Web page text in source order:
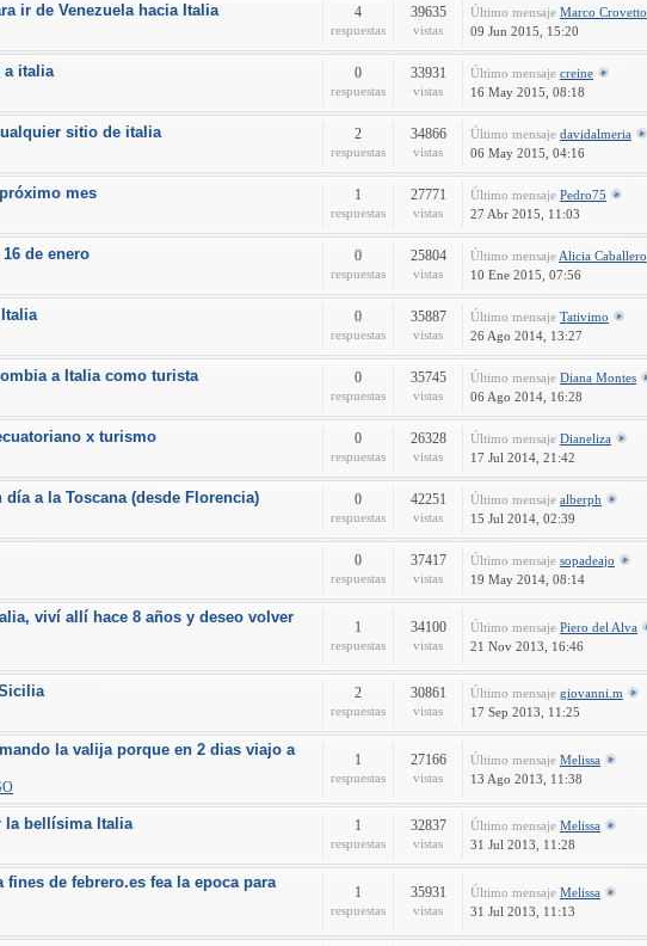
ir de Venezuela hacia Italia 4
respuestas
39635
vistas
Último mensaje Marco Crovetto
09 Jun 2015, 15:20
a italia 0
respuestas
33931
vistas
Último mensaje creine
16 May 2015, 08:18
sitio de italia 2
respuestas
34866
vistas
Último mensaje davidalmeria
06 May 2015, 04:16
mes 1
respuestas
27771
vistas
Último mensaje Pedro75
27 Abr 2015, 11:03
de enero 0
respuestas
25804
vistas
Último mensaje Alicia Caballero
10 Ene 2015, 07:56
Italia 0
respuestas
35887
vistas
Último mensaje Tativimo
26 Ago 2014, 13:27
a Italia como turista 0
respuestas
35745
vistas
Último mensaje Diana Montes
06 Ago 2014, 16:28
x turismo 0
respuestas
26328
vistas
Último mensaje Dianeliza
17 Jul 2014, 21:42
día a la Toscana (desde Florencia) 0
respuestas
42251
vistas
Último mensaje alberph
15 Jul 2014, 02:39
0
respuestas
37417
vistas
Último mensaje sopadeajo
19 May 2014, 08:14
viví allí hace 8 años y deseo volver
1
respuestas
34100
vistas
Último mensaje Piero del Alva
21 Nov 2013, 16:46
2
respuestas
30861
vistas
Último mensaje giovanni.m
17 Sep 2013, 11:25
la valija porque en 2 dias viajo a
1
respuestas
27166
vistas
Último mensaje Melissa
13 Ago 2013, 11:38
la bellísima Italia 1
respuestas
32837
vistas
Último mensaje Melissa
31 Jul 2013, 11:28
fines de febrero.es fea la epoca para
1
respuestas
35931
vistas
Último mensaje Melissa
31 Jul 2013, 11:13